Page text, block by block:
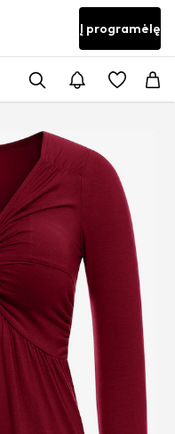
Į programėlę